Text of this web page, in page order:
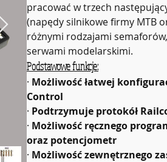
pracować w trzech
(napędy silnikowe firmy MTB
różnymi rodzajami
serwami modelarskimi.
Podstawowe funkcje:
· Możliwość łatwej
Control
· Podtrzymuje protokół
· Możliwość ręcznego
oraz potencjometr
· Możliwość zewnętrznego